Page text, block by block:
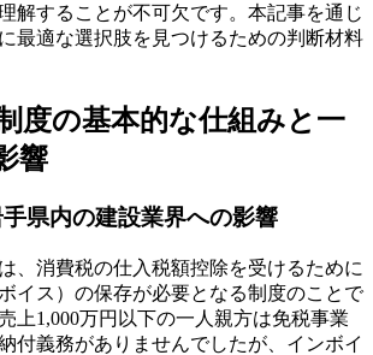
解することが不可欠です。本記事を通じ
最適な選択肢を見つけるための判断材料
度の基本的な仕組みと一
響
県内の建設業界への影響
、消費税の仕入税額控除を受けるために
イス）の保存が必要となる制度のことで
上1,000万円以下の一人親方は免税事業
付義務がありませんでしたが、インボイ